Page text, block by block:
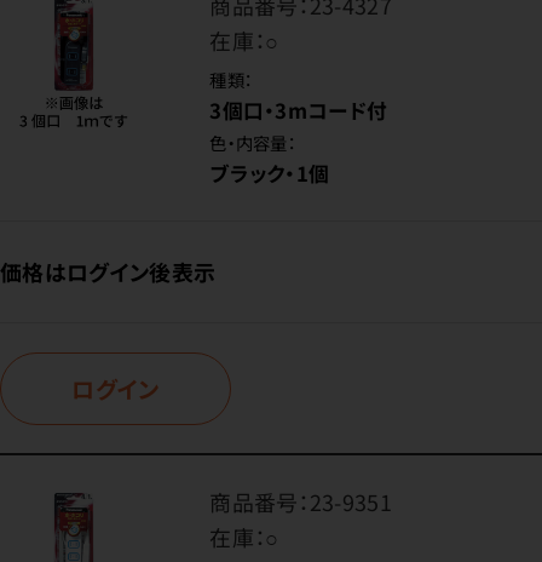
在庫：○
種類：
3個口・3mコード付
色・内容量：
ブラック・1個
価格はログイン後表示
ログイン
商品番号：23-9351
在庫：○